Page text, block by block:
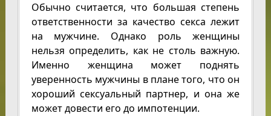
Обычно считается, что большая степень
ответственности за качество секса лежит
на мужчине. Однако роль женщины
нельзя определить, как не столь важную.
Именно женщина может поднять
уверенность мужчины в плане того, что он
хороший сексуальный партнер, и она же
может довести его до импотенции.